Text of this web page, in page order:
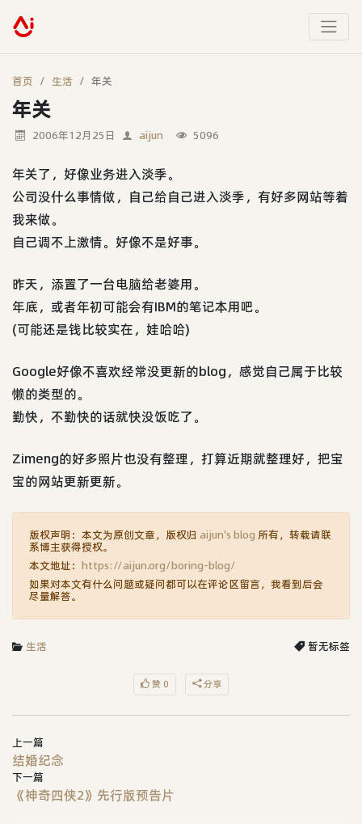
首页 生活 年关
年关
2006年12月25日 aijun 5096
年关了，好像业务进入淡季。
公司没什么事情做，自己给自己进入淡季，有好多网站等着
我来做。
自己调不上激情。好像不是好事。
昨天，添置了一台电脑给老婆用。
年底，或者年初可能会有IBM的笔记本用吧。
(可能还是钱比较实在，娃哈哈)
Google好像不喜欢经常没更新的blog，感觉自己属于比较
懒的类型的。
勤快，不勤快的话就快没饭吃了。
Zimeng的好多照片也没有整理，打算近期就整理好，把宝
宝的网站更新更新。
版权声明：本文为原创文章，版权归 aijun's blog 所有，转载请联
系博主获得授权。
本文地址： https://aijun.org/boring-blog/
如果对本文有什么问题或疑问都可以在评论区留言，我看到后会
尽量解答。
生活 暂无标签
赞 0 分享
上一篇
结婚纪念
下一篇
《神奇四侠2》先行版预告片